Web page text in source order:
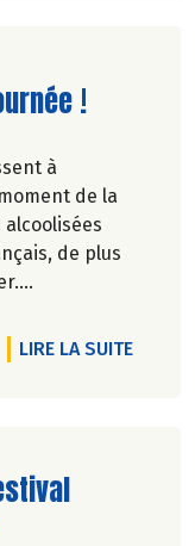
!
à
de la
de plus
LIRE LA SUITEDE